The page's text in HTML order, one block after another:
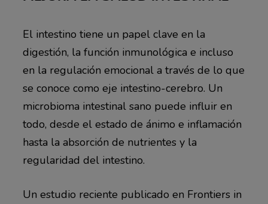
El intestino tiene un papel clave en la
digestión, la función inmunológica e incluso
en la regulación emocional a través de lo que
se conoce como eje intestino-cerebro. Un
microbioma intestinal sano puede influir en
todo, desde el estado de ánimo e inflamación
hasta la absorción de nutrientes y la
regularidad del intestino.
Un estudio reciente publicado en Frontiers in